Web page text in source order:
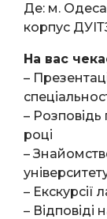
Де: м.
корпус
На вас
–
–
році
–
– Екскурсії
– Відповіді